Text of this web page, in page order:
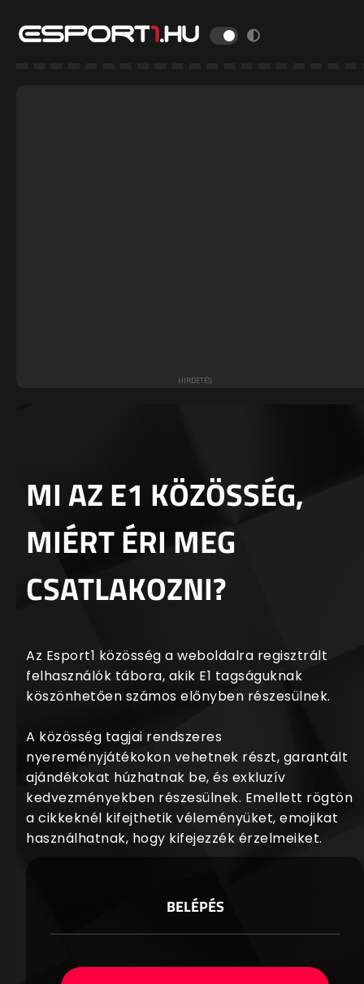
MI AZ E1 KÖZÖSSÉG,
MIÉRT ÉRI MEG
CSATLAKOZNI?
Az Esport1 közösség a weboldalra regisztrált
felhasználók tábora, akik E1 tagságuknak
köszönhetően számos előnyben részesülnek.
A közösség tagjai rendszeres
nyereményjátékokon vehetnek részt, garantált
ajándékokat húzhatnak be, és exkluzív
kedvezményekben részesülnek. Emellett rögtön
a cikkeknél kifejthetik véleményüket, emojikat
használhatnak, hogy kifejezzék érzelmeiket.
BELÉPÉS